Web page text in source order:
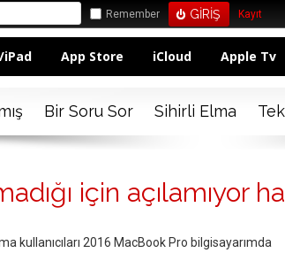
Remember Kayıt
iPad App Store iCloud Apple Tv
Bir Soru Sor Sihirli Elma
için açılamıyor
kullanıcıları 2016 MacBook Pro bilgisayarımda